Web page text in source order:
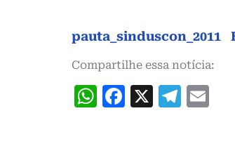
pauta_sinduscon_2011
Compartilhe essa notícia:
WhatsApp
Facebook
X